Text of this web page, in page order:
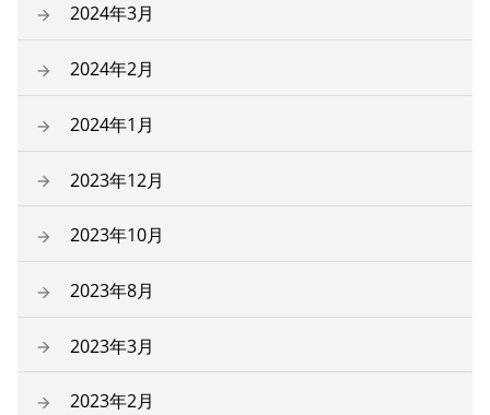
2024年3月
2024年2月
2024年1月
2023年12月
2023年10月
2023年8月
2023年3月
2023年2月